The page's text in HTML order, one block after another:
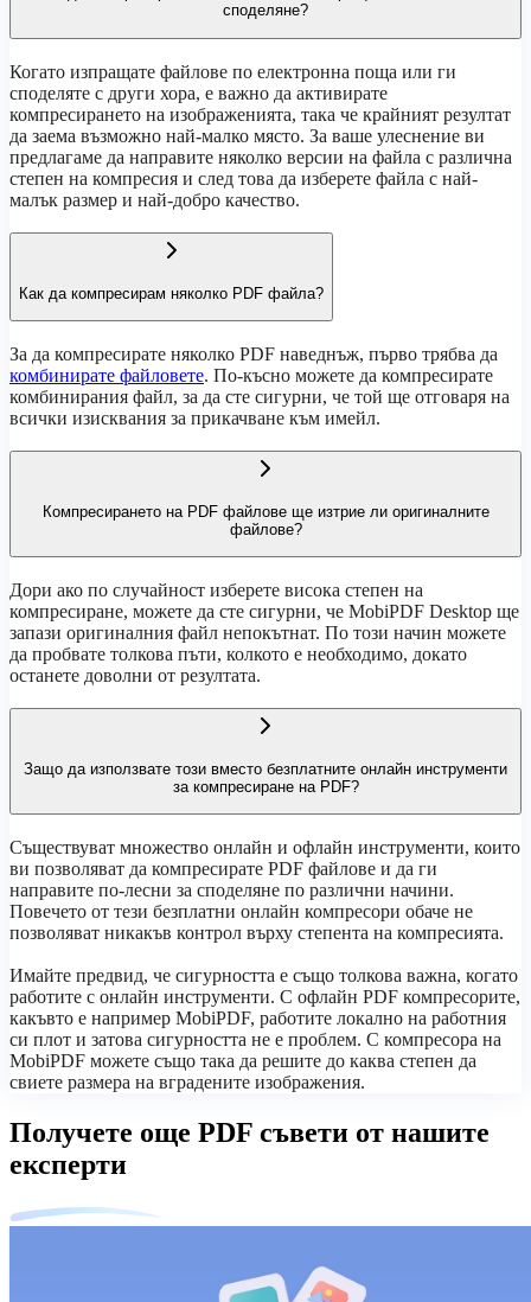
споделяне?
Когато изпращате файлове по електронна поща или ги
споделяте с други хора, е важно да активирате
компресирането на изображенията, така че крайният резултат
да заема възможно най-малко място. За ваше улеснение ви
предлагаме да направите няколко версии на файла с различна
степен на компресия и след това да изберете файла с най-
малък размер и най-добро качество.
Как да компресирам няколко PDF файла?
За да компресирате няколко PDF наведнъж, първо трябва да
комбинирате файловете. По-късно можете да компресирате
комбинирания файл, за да сте сигурни, че той ще отговаря на
всички изисквания за прикачване към имейл.
Компресирането на PDF файлове ще изтрие ли оригиналните
файлове?
Дори ако по случайност изберете високa степен на
компресиране, можете да сте сигурни, че MobiPDF Desktop ще
запази оригиналния файл непокътнат. По този начин можете
да пробвате толкова пъти, колкото е необходимо, докато
останете доволни от резултата.
Защо да използвате този вместо безплатните онлайн инструменти
за компресиране на PDF?
Съществуват множество онлайн и офлайн инструменти, които
ви позволяват да компресирате PDF файлове и да ги
направите по-лесни за споделяне по различни начини.
Повечето от тези безплатни онлайн компресори обаче не
позволяват никакъв контрол върху степента на компресията.
Имайте предвид, че сигурността е също толкова важна, когато
работите с онлайн инструменти. С офлайн PDF компресорите,
какъвто е например MobiPDF, работите локално на работния
си плот и затова сигурността не е проблем. С компресора на
MobiPDF можете също така да решите до каква степен да
свиете размера на вградените изображения.
Получете още PDF съвети от нашите
експерти